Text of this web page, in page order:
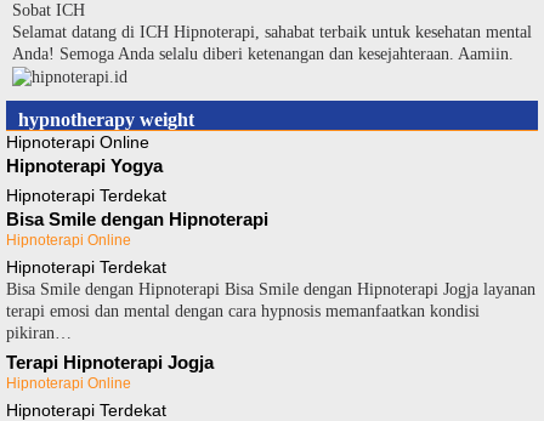
Langsung
ke
konten
Sobat ICH
Selamat datang di ICH Hipnoterapi, sahabat terbaik untuk kesehatan mental
Anda! Semoga Anda selalu diberi ketenangan dan kesejahteraan. Aamiin.
hypnotherapy weight
Hipnoterapi Online
Hipnoterapi Yogya
Hipnoterapi Terdekat
Bisa Smile dengan Hipnoterapi
Hipnoterapi Online
Hipnoterapi Terdekat
Bisa Smile dengan Hipnoterapi Bisa Smile dengan Hipnoterapi Jogja layanan
terapi emosi dan mental dengan cara hypnosis memanfaatkan kondisi
pikiran…
Terapi Hipnoterapi Jogja
Hipnoterapi Online
Hipnoterapi Terdekat